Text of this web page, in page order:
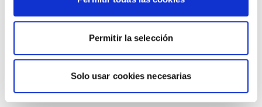
Permitir la selección
Solo usar cookies necesarias